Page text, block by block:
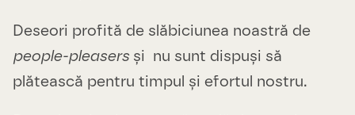
Deseori profită de slăbiciunea noastră de
people-pleasers și nu sunt dispuși să
plătească pentru timpul și efortul nostru.